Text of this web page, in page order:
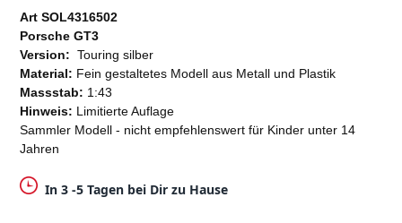
Art SOL4316502
Porsche GT3
Version: Touring silber
Material: Fein gestaltetes Modell aus Metall und Plastik
Massstab: 1:43
Hinweis: Limitierte Auflage
Sammler Modell - nicht empfehlenswert für Kinder unter 14
Jahren
In 3 -5 Tagen bei Dir zu Hause